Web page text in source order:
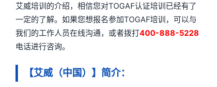
艾威培训的介绍，相信您对TOGAF认证培训已经有了
一定的了解。如果您想报名参加TOGAF培训，可以与
我们的工作人员在线沟通，或者拨打400-888-5228
电话进行咨询。
【艾威（中国）】简介：